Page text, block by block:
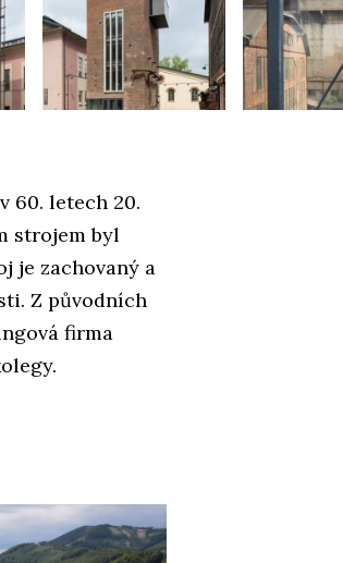
60. letech 20.
strojem byl
je zachovaný a
Z původních
firma